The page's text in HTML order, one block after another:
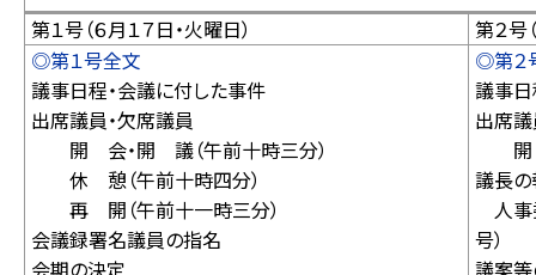
第１号（６月１７日・火曜日）
第２号
◎第１号全文
議事日程・会議に付した事件
出席議員・欠席議員
開 会・開 議（午前十時三分）
休 憩（午前十時四分）
再 開（午前十一時三分）
会議録署名議員の指名
会期の決定
◎第２
議事日
出席議
開
議長
人事
号）
議案